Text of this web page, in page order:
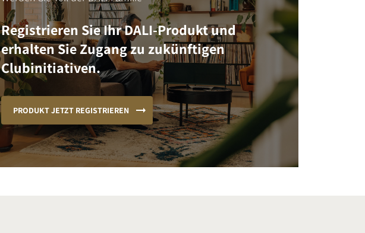
Registrieren Sie Ihr DALI-Produkt und
erhalten Sie Zugang zu zukünftigen
Clubinitiativen.
PRODUKT JETZT REGISTRIEREN